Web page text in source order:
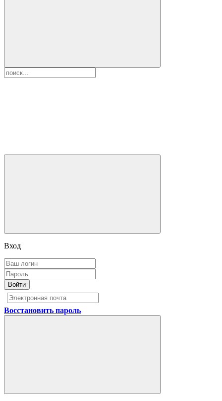
Вход
Войти
Восстановить пароль